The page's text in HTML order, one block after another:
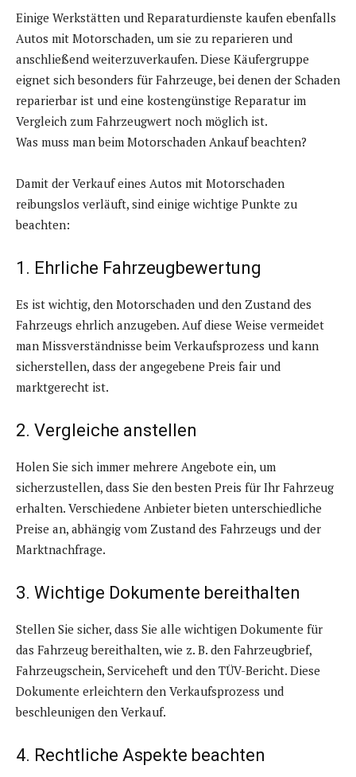
Einige Werkstätten und Reparaturdienste kaufen ebenfalls
Autos mit Motorschaden, um sie zu reparieren und
anschließend weiterzuverkaufen. Diese Käufergruppe
eignet sich besonders für Fahrzeuge, bei denen der Schaden
reparierbar ist und eine kostengünstige Reparatur im
Vergleich zum Fahrzeugwert noch möglich ist.
Was muss man beim Motorschaden Ankauf beachten?
Damit der Verkauf eines Autos mit Motorschaden
reibungslos verläuft, sind einige wichtige Punkte zu
beachten:
1. Ehrliche Fahrzeugbewertung
Es ist wichtig, den Motorschaden und den Zustand des
Fahrzeugs ehrlich anzugeben. Auf diese Weise vermeidet
man Missverständnisse beim Verkaufsprozess und kann
sicherstellen, dass der angegebene Preis fair und
marktgerecht ist.
2. Vergleiche anstellen
Holen Sie sich immer mehrere Angebote ein, um
sicherzustellen, dass Sie den besten Preis für Ihr Fahrzeug
erhalten. Verschiedene Anbieter bieten unterschiedliche
Preise an, abhängig vom Zustand des Fahrzeugs und der
Marktnachfrage.
3. Wichtige Dokumente bereithalten
Stellen Sie sicher, dass Sie alle wichtigen Dokumente für
das Fahrzeug bereithalten, wie z. B. den Fahrzeugbrief,
Fahrzeugschein, Serviceheft und den TÜV-Bericht. Diese
Dokumente erleichtern den Verkaufsprozess und
beschleunigen den Verkauf.
4. Rechtliche Aspekte beachten